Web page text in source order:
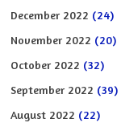
December 2022 (24)
November 2022 (20)
October 2022 (32)
September 2022 (39)
August 2022 (22)